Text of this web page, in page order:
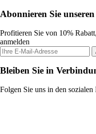
Abonnieren Sie
Profitieren Sie von 10%
anmelden
Bleiben Sie in
Folgen Sie uns in den sozialen